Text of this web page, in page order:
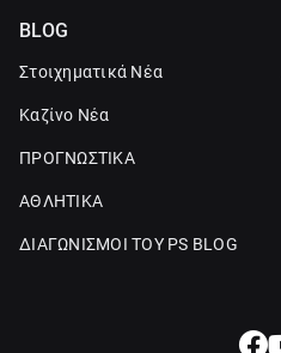
BLOG
Στοιχηματικά Νέα
Καζίνο Νέα
ΠΡΟΓΝΩΣΤΙΚΑ
ΑΘΛΗΤΙΚΑ
ΔΙΑΓΩΝΙΣΜΟΙ ΤΟΥ PS BLOG